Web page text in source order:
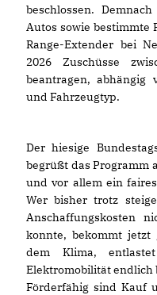
beschlossen.
Autos sowie bestimmte
Range-Extender bei
2026 Zuschüsse
beantragen, abhängig
und Fahrzeugtyp.
Der hiesige
begrüßt das Programm
und vor allem ein
Wer bisher trotz
Anschaffungskosten
konnte, bekommt jetzt
dem Klima,
Elektromobilität endlich
Förderfähig sind Kauf